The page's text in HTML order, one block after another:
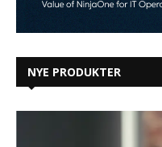
NYE PRODUKTER